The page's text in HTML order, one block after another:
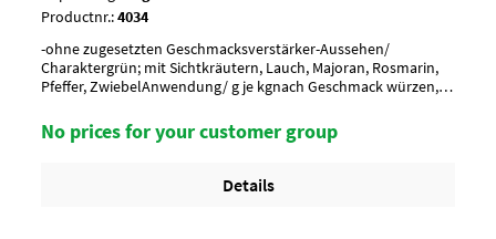
Productnr.:4034
-ohne zugesetzten Geschmacksverstärker-Aussehen/
Charaktergrün; mit Sichtkräutern, Lauch, Majoran, Rosmarin,
Pfeffer, ZwiebelAnwendung/ g je kgnach Geschmack würzen, 7
PaletteArtikel-StatusHalal geeignet
No prices for your customer group
Details